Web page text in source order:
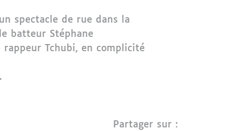
spectacle de rue dans la
batteur Stéphane
Tchubi, en complicité
Partager sur :